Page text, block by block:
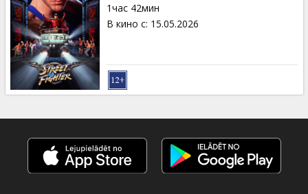
Кинозакуски
B2B
Клуб
1час 42мин
В кино с: 15.05.2026